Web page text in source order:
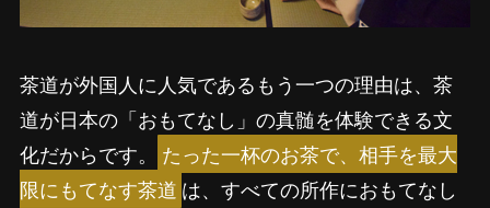
茶道が外国人に人気であるもう一つの理由は、茶
道が日本の「おもてなし」の真髄を体験できる文
化だからです。
たった一杯のお茶で、相手を最大
限にもてなす茶道 は、すべての所作におもてなし